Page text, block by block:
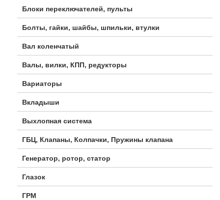
Блоки переключателей, пульты
Болты, гайки, шайбы, шпильки, втулки
Вал коленчатый
Валы, вилки, КПП, редукторы
Вариаторы
Вкладыши
Выхлопная система
ГБЦ, Клапаны, Колпачки, Пружины клапана
Генератор, ротор, статор
Глазок
ГРМ